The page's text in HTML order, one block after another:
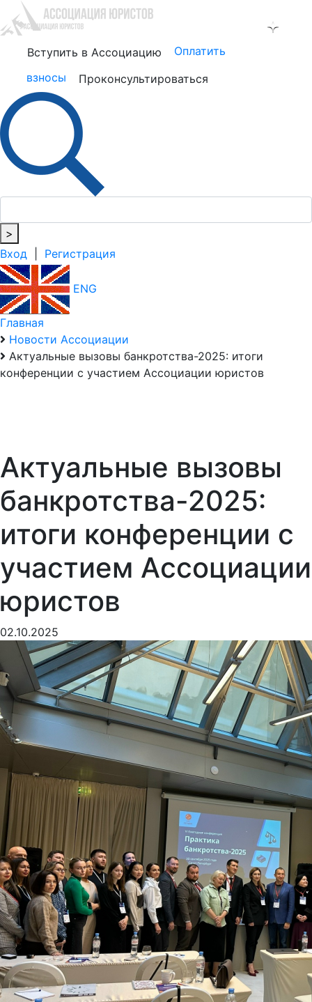
Вступить в Ассоциацию
Оплатить
взносы
Проконсультироваться
>
Вход
Регистрация
ENG
Главная
Новости Ассоциации
Актуальные вызовы банкротства-2025: итоги
конференции с участием Ассоциации юристов
Актуальные вызовы
банкротства-2025:
итоги конференции с
участием Ассоциации
юристов
02.10.2025